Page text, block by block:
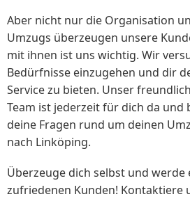
Aber nicht nur die Organisation
Umzugs überzeugen unsere
mit ihnen ist uns wichtig. Wir
Bedürfnisse einzugehen und dir
Service zu bieten. Unser
Team ist jederzeit für dich da
deine Fragen rund um deinen
nach Linköping.
Überzeuge dich selbst und
zufriedenen Kunden! Kontaktiere